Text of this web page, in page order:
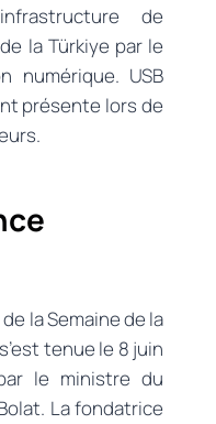
de
la Türkiye par le
numérique. USB
présente lors de
la Semaine de la
tenue le 8 juin
le ministre du
La fondatrice